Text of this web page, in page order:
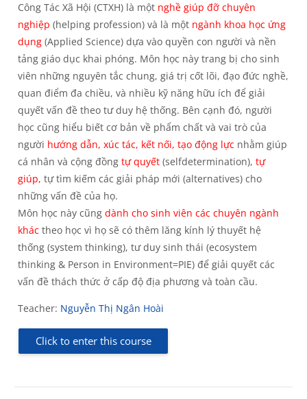
Công Tác Xã Hội (CTXH) là một nghề giúp đỡ chuyên
nghiệp (helping profession) và là một ngành khoa học ứng
dụng (Applied Science) dựa vào quyền con người và nền
tảng giáo dục khai phóng. Môn học này trang bị cho sinh
viên những nguyên tắc chung, giá trị cốt lõi, đạo đức nghề,
quan điểm đa chiều, và nhiều kỹ năng hữu ích để giải
quyết vấn đề theo tư duy hệ thống. Bên cạnh đó, người
học cũng hiểu biết cơ bản về phẩm chất và vai trò của
người hướng dẫn, xúc tác, kết nối, tạo động lực nhằm giúp
cá nhân và cộng đồng tự quyết (selfdetermination), tự
giúp, tự tìm kiếm các giải pháp mới (alternatives) cho
những vấn đề của họ.
Môn học này cũng dành cho sinh viên các chuyên ngành
khác theo học vì họ sẽ có thêm lăng kính lý thuyết hệ
thống (system thinking), tư duy sinh thái (ecosystem
thinking & Person in Environment=PIE) để giải quyết các
vấn đề thách thức ở cấp độ địa phương và toàn cầu.
Teacher: Nguyễn Thị Ngân Hoài
Click to enter this course